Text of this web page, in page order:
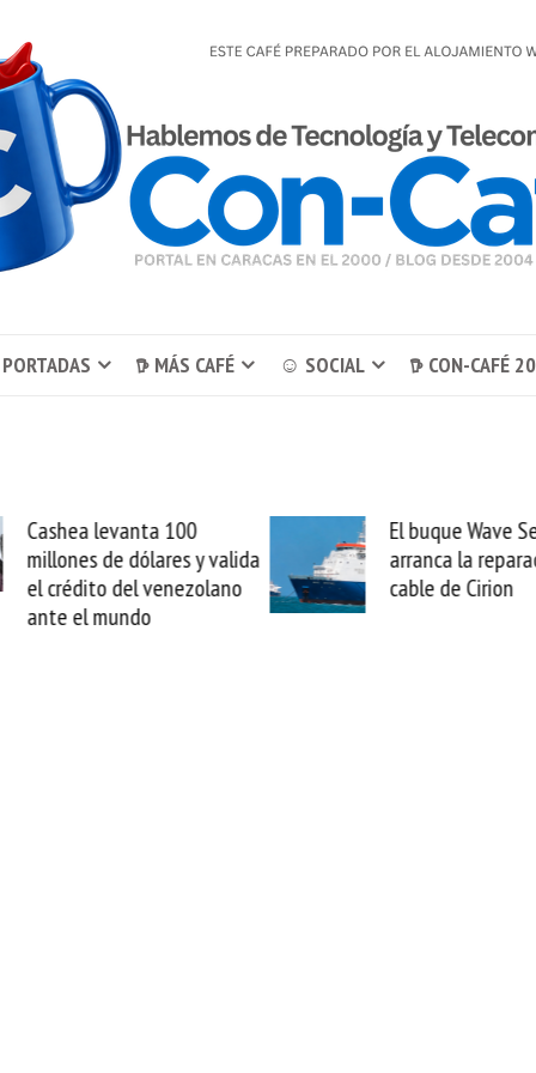
𖠚 MÁS CAFÉ ☺ SOCIAL 𖠚 CON-CAFÉ
El buque Wave Sentinel
arranca la reparación del
cable de Cirion
Uber se lleva
sabemos todo lo
mejorar
esta movida